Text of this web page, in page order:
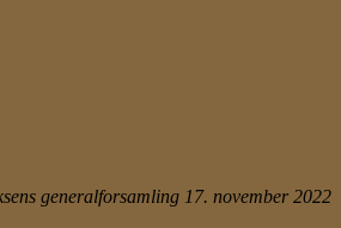
generalforsamling 17. november 2022